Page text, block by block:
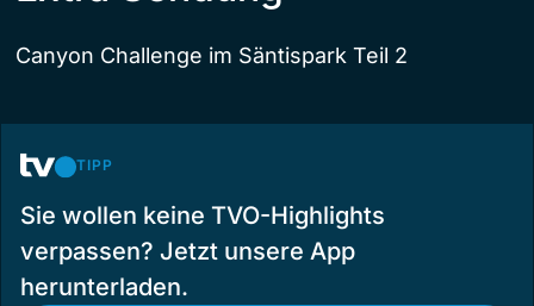
Canyon Challenge im Säntispark Teil 2
TIPP
Sie wollen keine TVO-Highlights
verpassen? Jetzt unsere App
herunterladen.